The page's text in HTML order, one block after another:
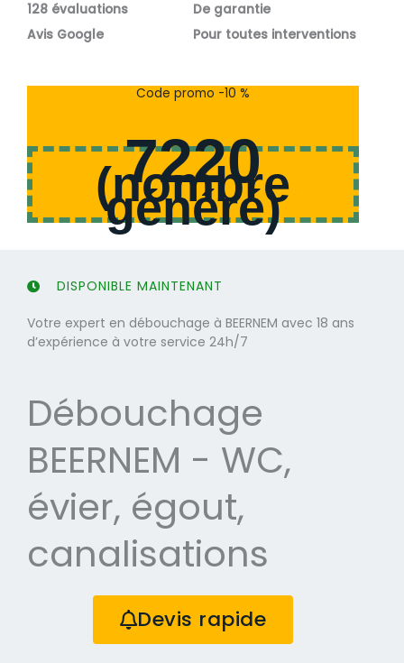
o
s
128 évaluations
Avis Google
o
s
De garantie
Pour toutes interventions
Code promo -10 %
7220
(nombre
généré)
DISPONIBLE MAINTENANT
Votre expert en débouchage à BEERNEM avec 18 ans
d’expérience à votre service 24h/7
Débouchage
BEERNEM - WC,
évier, égout,
canalisations
Devis rapide